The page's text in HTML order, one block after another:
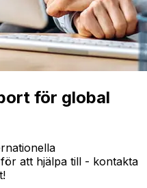
för global
att hjälpa till - kontakta